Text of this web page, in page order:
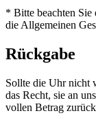
* Bitte beachten Sie
die Allgemeinen
Rückgabe
Sollte die Uhr nicht
das Recht, sie an
vollen Betrag